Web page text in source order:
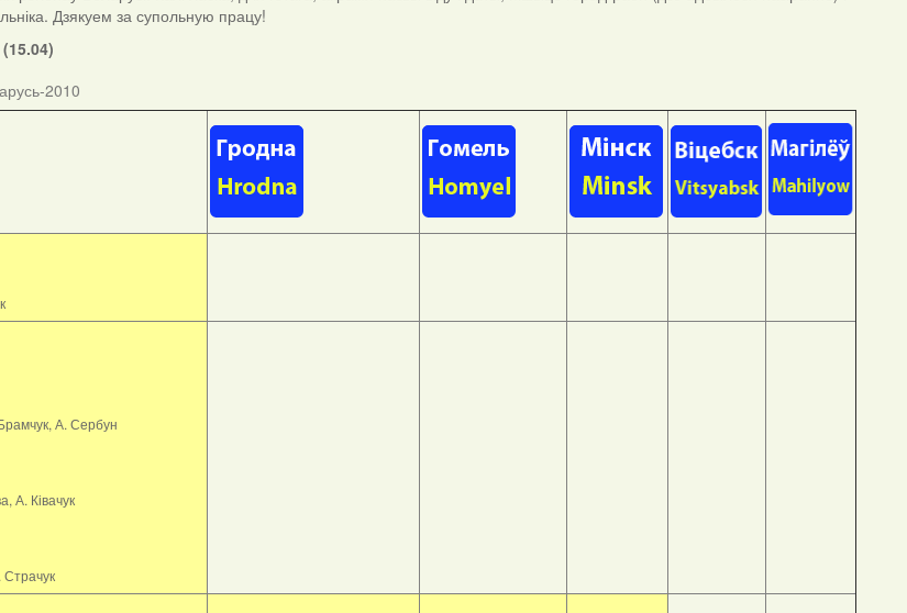
Дзякуем за супольную працу!
2010
А. Сербун
А. Ківачук
Страчук